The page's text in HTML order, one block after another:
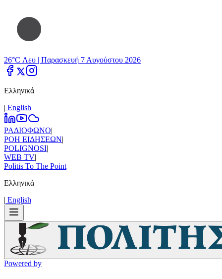
26°C Λευ | Παρασκευή 7 Αυγούστου 2026
Ελληνικά
| Εnglish
ΡΑΔΙΟΦΩΝΟ|
ΡΟΗ ΕΙΔΗΣΕΩΝ|
POLIGNOSI|
WEB TV|
Politis To The Point
Ελληνικά
| Εnglish
Powered by